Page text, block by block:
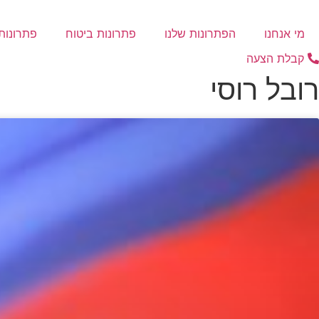
מי אנחנו הפתרונות שלנו פתרונות ביטוח
קבלת הצעה
רובל רוסי